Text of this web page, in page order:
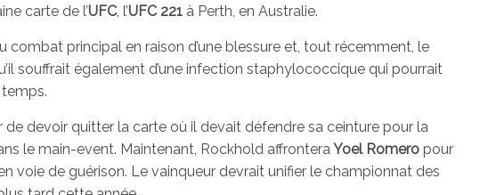
carte de l’UFC, l’UFC 221 à Perth, en Australie.
combat principal en raison d’une blessure et, tout récemment, le
souffrait également d’une infection staphylococcique qui pourrait
devoir quitter la carte où il devait défendre sa ceinture pour la
le main-event. Maintenant, Rockhold affronteraYoel Romero pour
voie de guérison. Le vainqueur devrait unifier le championnat des